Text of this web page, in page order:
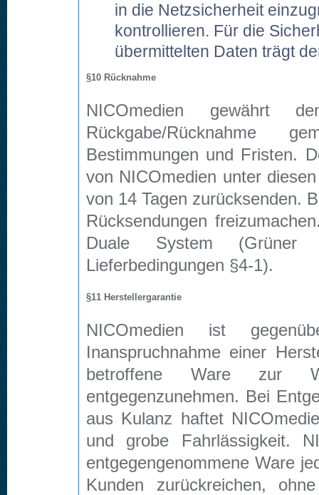
in die Netzsicherheit
kontrollieren. Für die
übermittelten Daten trägt
§10 Rücknahme
NICOmedien gewährt
Rückgabe/Rücknahme
Bestimmungen und Fristen.
von NICOmedien unter
von 14 Tagen zurücksenden.
Rücksendungen
Duale System (Grüner
Lieferbedingungen §4-1).
§11 Herstellergarantie
NICOmedien ist
Inanspruchnahme einer
betroffene Ware zur
entgegenzunehmen. Bei
aus Kulanz haftet
und grobe Fahrlässigkeit.
entgegengenommene Ware
Kunden zurückreichen,